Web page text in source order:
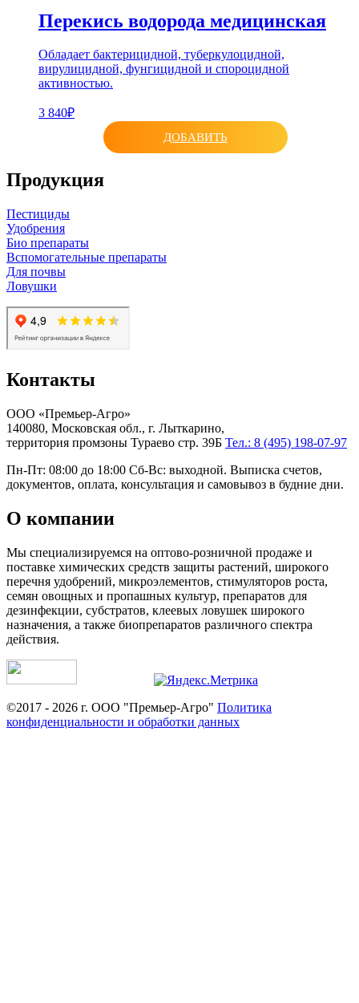
Перекись водорода медицинская
Обладает бактерицидной, туберкулоцидной,
вирулицидной, фунгицидной и спороцидной
активностью.
3 840₽
ДОБАВИТЬ
Продукция
Пестициды
Удобрения
Био препараты
Вспомогательные препараты
Для почвы
Ловушки
Контакты
ООО «Премьер-Агро»
140080, Московская обл., г. Лыткарино,
территория промзоны Тураево стр. 39Б Тел.: 8 (495) 198-07-97
Пн-Пт: 08:00 до 18:00 Сб-Вс: выходной. Выписка счетов,
документов, оплата, консультация и самовывоз в будние дни.
О компании
Мы специализируемся на оптово-розничной продаже и
поставке химических средств защиты растений, широкого
перечня удобрений, микроэлементов, стимуляторов роста,
семян овощных и пропашных культур, препаратов для
дезинфекции, субстратов, клеевых ловушек широкого
назначения, а также биопрепаратов различного спектра
действия.
©2017 - 2026 г. ООО "Премьер-Агро" Политика
конфиденциальности и обработки данных